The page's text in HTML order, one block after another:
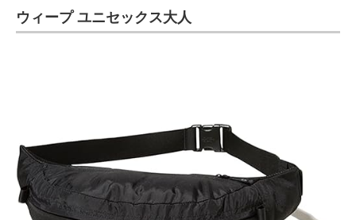
ウィープ ユニセックス大人